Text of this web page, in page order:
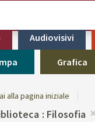
Audiovisivi
Grafica
alla pagina iniziale
Filosofia